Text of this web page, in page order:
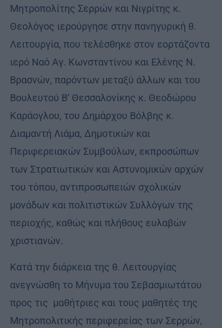
Μητροπολίτης Σερρών και Νιγρίτης κ.
Θεολόγος ιερούργησε στην πανηγυρική θ.
Λειτουργία, που τελέσθηκε στον εορτάζοντα
ιερό Ναό Αγ. Κωνσταντίνου και Ελένης Ν.
Βρασνών, παρόντων μεταξύ άλλων και του
Βουλευτού Β’ Θεσσαλονίκης κ. Θεοδώρου
Καράογλου, του Δημάρχου Βόλβης κ.
Διαμαντή Λιάμα, Δημοτικών και
Περιφερειακών Συμβούλων, εκπροσώπων
των Στρατιωτικών και Αστυνομικών αρχών
του τόπου, αντιπροσωπειών σχολικών
μονάδων και πολιτιστικών Συλλόγων της
περιοχής, καθώς και πλήθους ευλαβών
χριστιανών.
Κατά την διάρκεια της θ. Λειτουργίας
ανεγνώσθη το Μήνυμα του Σεβασμιωτάτου
προς τις μαθήτριες και τους μαθητές της
Μητροπολιτικής περιφερείας των Σερρών,